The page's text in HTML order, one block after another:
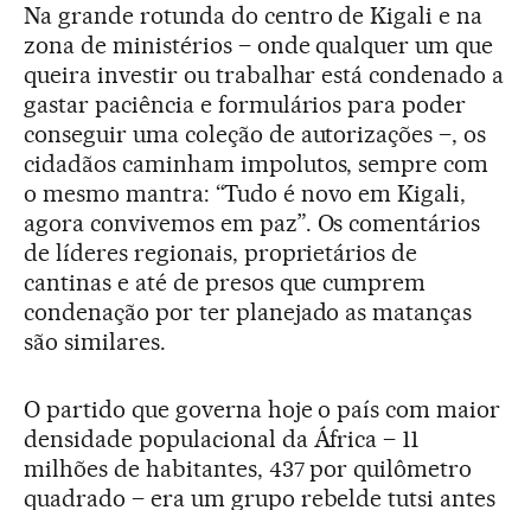
Na grande rotunda do centro de Kigali e na
zona de ministérios – onde qualquer um que
queira investir ou trabalhar está condenado a
gastar paciência e formulários para poder
conseguir uma coleção de autorizações –, os
cidadãos caminham impolutos, sempre com
o mesmo mantra: “Tudo é novo em Kigali,
agora convivemos em paz”. Os comentários
de líderes regionais, proprietários de
cantinas e até de presos que cumprem
condenação por ter planejado as matanças
são similares.
O partido que governa hoje o país com maior
densidade populacional da África – 11
milhões de habitantes, 437 por quilômetro
quadrado – era um grupo rebelde tutsi antes